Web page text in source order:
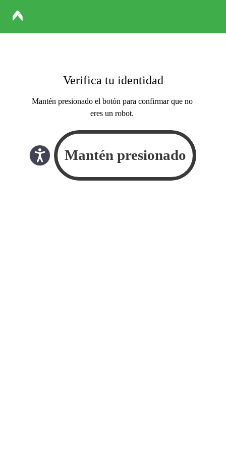
Verifica tu identidad
Mantén presionado el botón para confirmar que no
eres un robot.